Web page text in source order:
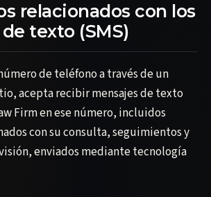
relacionados con los
texto (SMS)
de teléfono a través de un
acepta recibir mensajes de texto
Firm en ese número, incluidos
con su consulta, seguimientos y
enviados mediante tecnología